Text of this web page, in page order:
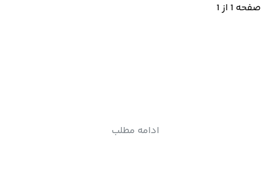
صفحه 1 از 1
ادامه مطلب